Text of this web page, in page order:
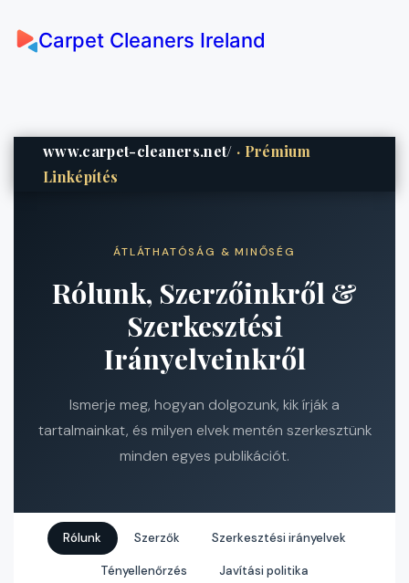
Carpet Cleaners Ireland
www.carpet-cleaners.net/ · Prémium
Linképítés
ÁTLÁTHATÓSÁG & MINŐSÉG
Rólunk, Szerzőinkről &
Szerkesztési
Irányelveinkről
Ismerje meg, hogyan dolgozunk, kik írják a
tartalmainkat, és milyen elvek mentén szerkesztünk
minden egyes publikációt.
Rólunk Szerzők Szerkesztési irányelvek
Tényellenőrzés Javítási politika